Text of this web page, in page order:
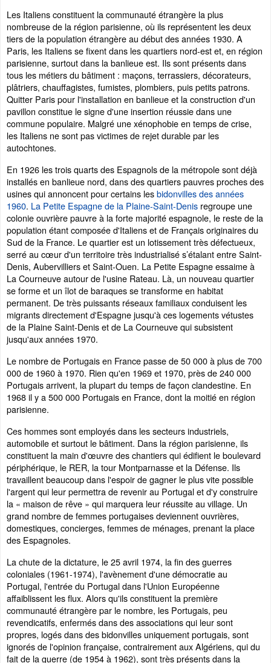
Les Italiens constituent la communauté étrangère la plus
nombreuse de la région parisienne, où ils représentent les deux
tiers de la population étrangère au début des années 1930. A
Paris, les Italiens se fixent dans les quartiers nord-est et, en région
parisienne, surtout dans la banlieue est. Ils sont présents dans
tous les métiers du bâtiment : maçons, terrassiers, décorateurs,
plâtriers, chauffagistes, fumistes, plombiers, puis petits patrons.
Quitter Paris pour l'installation en banlieue et la construction d'un
pavillon constitue le signe d'une insertion réussie dans une
commune populaire. Malgré une xénophobie en temps de crise,
les Italiens ne sont pas victimes de rejet durable par les
autochtones.
En 1926 les trois quarts des Espagnols de la métropole sont déjà
installés en banlieue nord, dans des quartiers pauvres proches des
usines qui annoncent pour certains lesbidonvilles des années
1960. La Petite Espagne de la Plaine-Saint-Denis regroupe une
colonie ouvrière pauvre à la forte majorité espagnole, le reste de la
population étant composée d'Italiens et de Français originaires du
Sud de la France. Le quartier est un lotissement très défectueux,
serré au cœur d'un territoire très industrialisé s’étalant entre Saint-
Denis, Aubervilliers et Saint-Ouen. La Petite Espagne essaime à
La Courneuve autour de l'usine Rateau. Là, un nouveau quartier
se forme et un îlot de baraques se transforme en habitat
permanent. De très puissants réseaux familiaux conduisent les
migrants directement d'Espagne jusqu'à ces logements vétustes
de la Plaine Saint-Denis et de La Courneuve qui subsistent
jusqu'aux années 1970.
Le nombre de Portugais en France passe de 50 000 à plus de 700
000 de 1960 à 1970. Rien qu'en 1969 et 1970, près de 240 000
Portugais arrivent, la plupart du temps de façon clandestine. En
1968 il y a 500 000 Portugais en France, dont la moitié en région
parisienne.
Ces hommes sont employés dans les secteurs industriels,
automobile et surtout le bâtiment. Dans la région parisienne, ils
constituent la main d'œuvre des chantiers qui édifient le boulevard
périphérique, le RER, la tour Montparnasse et la Défense. Ils
travaillent beaucoup dans l'espoir de gagner le plus vite possible
l'argent qui leur permettra de revenir au Portugal et d'y construire
la « maison de rêve » qui marquera leur réussite au village. Un
grand nombre de femmes portugaises deviennent ouvrières,
domestiques, concierges, femmes de ménages, prenant la place
des Espagnoles.
La chute de la dictature, le 25 avril 1974, la fin des guerres
coloniales (1961-1974), l'avènement d'une démocratie au
Portugal, l'entrée du Portugal dans l'Union Européenne
affaiblissent les flux. Alors qu'ils constituent la première
communauté étrangère par le nombre, les Portugais, peu
revendicatifs, enfermés dans des associations qui leur sont
propres, logés dans des bidonvilles uniquement portugais, sont
ignorés de l'opinion française, contrairement aux Algériens, qui du
fait de la guerre (de 1954 à 1962), sont très présents dans la